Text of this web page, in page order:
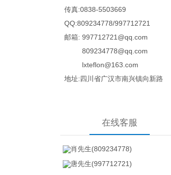
传真:0838-5503669
QQ:809234778/997712721
邮箱: 997712721@qq.com
809234778@qq.com
lxteflon@163.com
地址:四川省广汉市南兴镇向新路
在线客服
肖先生(809234778)
唐先生(997712721)